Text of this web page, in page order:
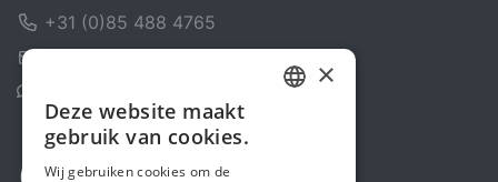
+31 (0)85 488 4765
×
Deze website maakt
gebruik van cookies.
Wij gebruiken cookies om de